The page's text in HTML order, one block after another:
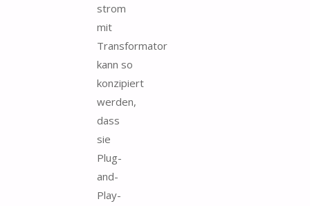
strom
mit
Transformator
kann so
konzipiert
werden,
dass
sie
Plug-
and-
Play-